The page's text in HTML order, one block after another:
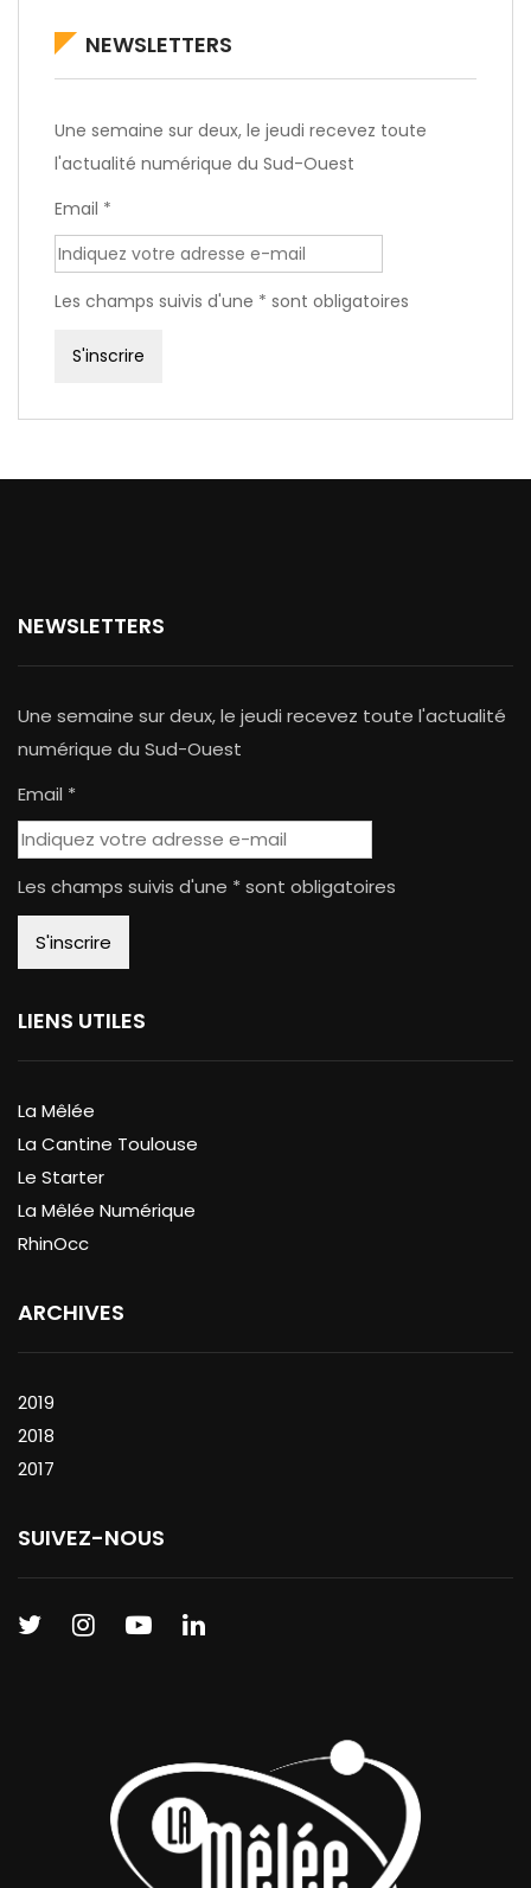
NEWSLETTERS
Une semaine sur deux, le jeudi recevez toute
l'actualité numérique du Sud-Ouest
Email *
Les champs suivis d'une * sont obligatoires
NEWSLETTERS
Une semaine sur deux, le jeudi recevez toute l'actualité
numérique du Sud-Ouest
Email *
Les champs suivis d'une * sont obligatoires
LIENS UTILES
La Mêlée
La Cantine Toulouse
Le Starter
La Mêlée Numérique
RhinOcc
ARCHIVES
2019
2018
2017
SUIVEZ-NOUS